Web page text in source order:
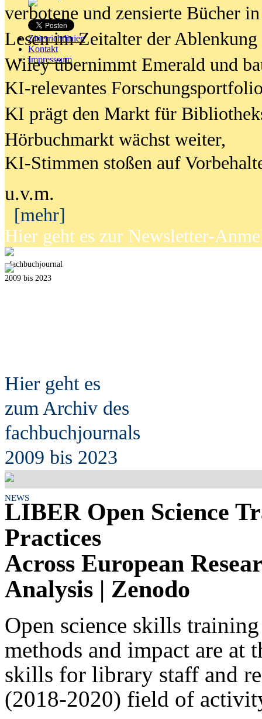
Zitierrichtlinien
Kontakt
Impresssum
verbotene und zensierte Bücher
Lesen im Zeitalter der Ablenkung
Wiley übernimmt Emerald und
KI-relevantes
KI prägt den Markt für
Hörbuchmarkt wächst weiter,
KI-Stimmen stoßen auf
u.v.m.
[mehr]
Hier geht es zur Newsletter-
fachbuchjournal
2009 bis 2023
Hier geht es
zum Archiv des
fachbuchjournals
2009 bis 2023
NEWS
LIBER Open Science
Practices
Across European
Analysis | Zenodo
Open science skills
methods and impact are
skills for library staff and
(2018-2020) field of